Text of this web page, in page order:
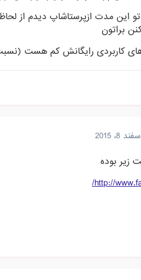
این مدت ازپرستاشاپ دیدم از
براتون
های کاربردی رایگانش کم هست
8، 2015
زیر بوده
http://